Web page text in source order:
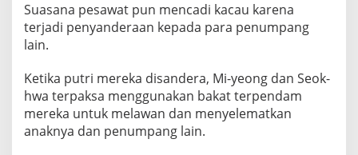
Suasana pesawat pun mencadi kacau karena
terjadi penyanderaan kepada para penumpang
lain.
Ketika putri mereka disandera, Mi-yeong dan Seok-
hwa terpaksa menggunakan bakat terpendam
mereka untuk melawan dan menyelematkan
anaknya dan penumpang lain.